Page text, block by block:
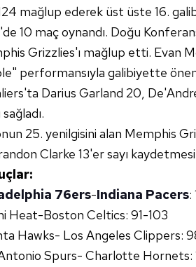
mağlup ederek üst üste 16.
10 maç oynandı. Doğu
Grizzlies'ı mağlup etti. Evan
performansıyla galibiyette
Darius Garland 20,
25. yenilgisini alan Memphis
Clarke 13'er sayı
76ers-Indiana Pacers:
Heat-Boston Celtics: 91-103
Hawks- Los Angeles Clippers:
Spurs- Charlotte Hornets: